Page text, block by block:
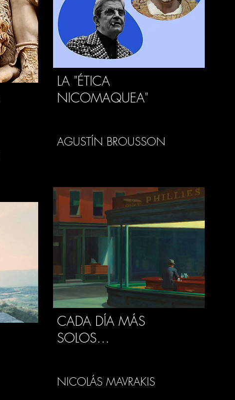
LA "ÉTICA
NICOMAQUEA"
AGUSTÍN BROUSSON
CADA DÍA MÁS
SOLOS…
NICOLÁS MAVRAKIS